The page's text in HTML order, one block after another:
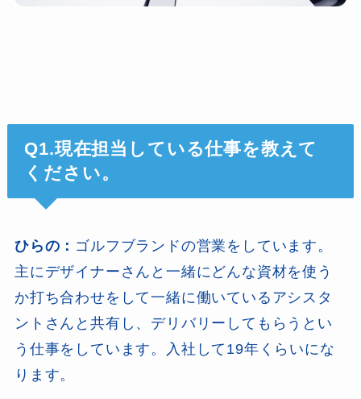
Q1.現在担当している仕事を教えて
ください。
ひらの： ゴルフブランドの営業をしています。
主にデザイナーさんと一緒にどんな資材を使う
か打ち合わせをして一緒に働いているアシスタ
ントさんと共有し、デリバリーしてもらうとい
う仕事をしています。入社して19年くらいにな
ります。